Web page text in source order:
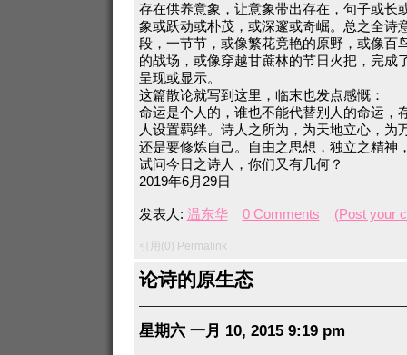
存在供养意象，让意象带出存在，句子或长
象或跃动或朴茂，或深邃或奇崛。总之全诗
段，一节节，或像繁花竟艳的原野，或像百
的战场，或像穿越甘蔗林的节日火把，完成
呈现或显示。
这篇散论就写到这里，临末也发点感慨：
命运是个人的，谁也不能代替别人的命运，
人设置羁绊。诗人之所为，为天地立心，为
还是要修炼自己。自由之思想，独立之精神
试问今日之诗人，你们又有几何？
2019年6月29日
发表人: 温东华 0 Comments (Post your
引用(0) Permalink
论诗的原生态
星期六 一月 10, 2015 9:19 pm